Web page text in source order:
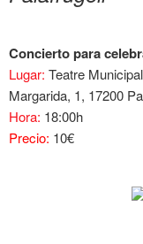
Concierto para
Lugar: Teatre
Margarida, 1, 17200
Hora: 18:00h
Precio: 10€